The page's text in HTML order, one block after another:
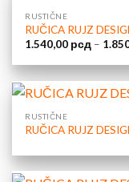
RUSTIČNE
RUČICA RUJZ
1.540,00 рсд –
RUSTIČNE
RUČICA RUJZ